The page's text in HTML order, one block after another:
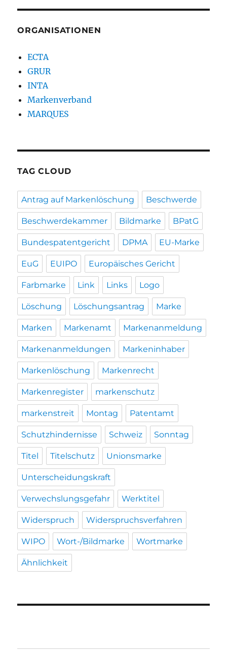
ORGANISATIONEN
ECTA
GRUR
INTA
Markenverband
MARQUES
TAG CLOUD
Antrag auf Markenlöschung Beschwerde
Beschwerdekammer Bildmarke BPatG
Bundespatentgericht DPMA EU-Marke
EuG EUIPO Europäisches Gericht
Farbmarke Link Links Logo
Löschung Löschungsantrag Marke
Marken Markenamt Markenanmeldung
Markenanmeldungen Markeninhaber
Markenlöschung Markenrecht
Markenregister markenschutz
markenstreit Montag Patentamt
Schutzhindernisse Schweiz Sonntag
Titel Titelschutz Unionsmarke
Unterscheidungskraft
Verwechslungsgefahr Werktitel
Widerspruch Widerspruchsverfahren
WIPO Wort-/Bildmarke Wortmarke
Ähnlichkeit